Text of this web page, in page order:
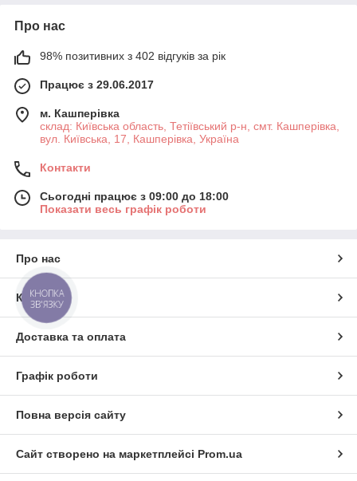
Про нас
98% позитивних з 402 відгуків за рік
Працює з 29.06.2017
м. Кашперівка
склад: Київська область, Тетіївський р-н, смт. Кашперівка,
вул. Київська, 17, Кашперівка, Україна
Контакти
Сьогодні працює з 09:00 до 18:00
Показати весь графік роботи
Про нас
Контакти
Доставка та оплата
Графік роботи
Повна версія сайту
Сайт створено на маркетплейсі Prom.ua
КНОПКА
ЗВ'ЯЗКУ